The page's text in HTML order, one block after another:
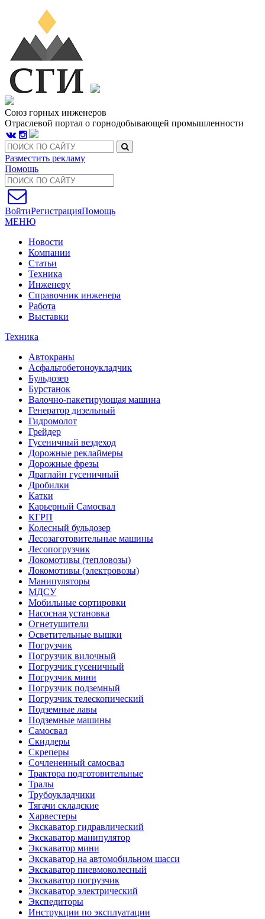
Союз горных инженеров
Отраслевой портал о горнодобывающей промышленности
Разместить рекламу
Помощь
ВойтиРегистрацияПомощь
МЕНЮ
Новости
Компании
Статьи
Техника
Инженеру
Справочник инженера
Работа
Выставки
Техника
Автокраны
Асфальтобетоноукладчик
Бульдозер
Бурстанок
Валочно-пакетирующая машина
Генератор дизельный
Гидромолот
Грейдер
Гусеничный вездеход
Дорожные реклаймеры
Дорожные фрезы
Драглайн гусеничный
Дробилки
Катки
Карьерный Самосвал
КГРП
Колесный бульдозер
Лесозаготовительные машины
Лесопогрузчик
Локомотивы (тепловозы)
Локомотивы (электровозы)
Манипуляторы
МДСУ
Мобильные сортировки
Насосная установка
Огнетушители
Осветительные вышки
Погрузчик
Погрузчик вилочный
Погрузчик гусеничный
Погрузчик мини
Погрузчик подземный
Погрузчик телескопический
Подземные лавы
Подземные машины
Самосвал
Скиддеры
Скреперы
Сочлененный самосвал
Трактора подготовительные
Тралы
Трубоукладчики
Тягачи складские
Харвестеры
Экскаватор гидравлический
Экскаватор манипулятор
Экскаватор мини
Экскаватор на автомобильном шасси
Экскаватор пневмоколесный
Экскаватор погрузчик
Экскаватор электрический
Экспедиторы
Инструкции по эксплуатации